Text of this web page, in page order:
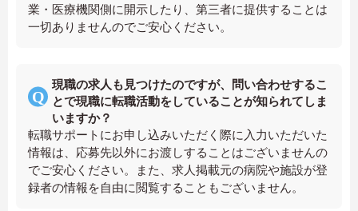
業・医療機関側に開示したり、第三者に提供することは
一切ありませんのでご安心ください。
現職の求人も見つけたのですが、問い合わせするこ
とで現職に転職活動をしていることが知られてしま
いますか？
転職サポートにお申し込みいただく際に入力いただいた
情報は、応募先以外にお渡しすることはございませんの
でご安心ください。また、求人掲載元の病院や施設が登
録者の情報を自由に閲覧することもございません。